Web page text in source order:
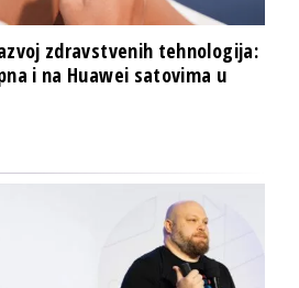
zdravstvenih tehnologija:
i na Huawei satovima u